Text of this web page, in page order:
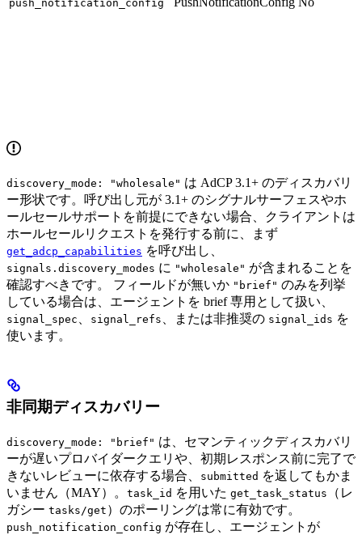
push_notification_config
discovery_mode: "wholesale" は AdCP 3.1+ のディスカバリ
ー形状です。呼び出し元が 3.1+ のシグナルサーフェスやホ
ールセールサポートを前提にできない場合、クライアントは
ホールセールリクエストを発行する前に、まず
get_adcp_capabilities を呼び出し、
signals.discovery_modes に "wholesale" が含まれることを
確認すべきです。 フィールドが無いか "brief" のみを列挙
している場合は、エージェントを brief 専用として扱い、
signal_spec signal_refs 、または非推奨の signal_ids を
使います。
非同期ディスカバリー
discovery_mode: "brief" は、セマンティックディスカバリ
ーが遅いプロバイダークエリや、初期レスポンス前に完了で
きないレビューに依存する場合、
submitted を返してもかま
いません（MAY）。 task_id を用いた get_task_status
（レ
ガシー tasks/get ）のポーリングは常に有効です。
push_notification_config が存在し、エージェントが